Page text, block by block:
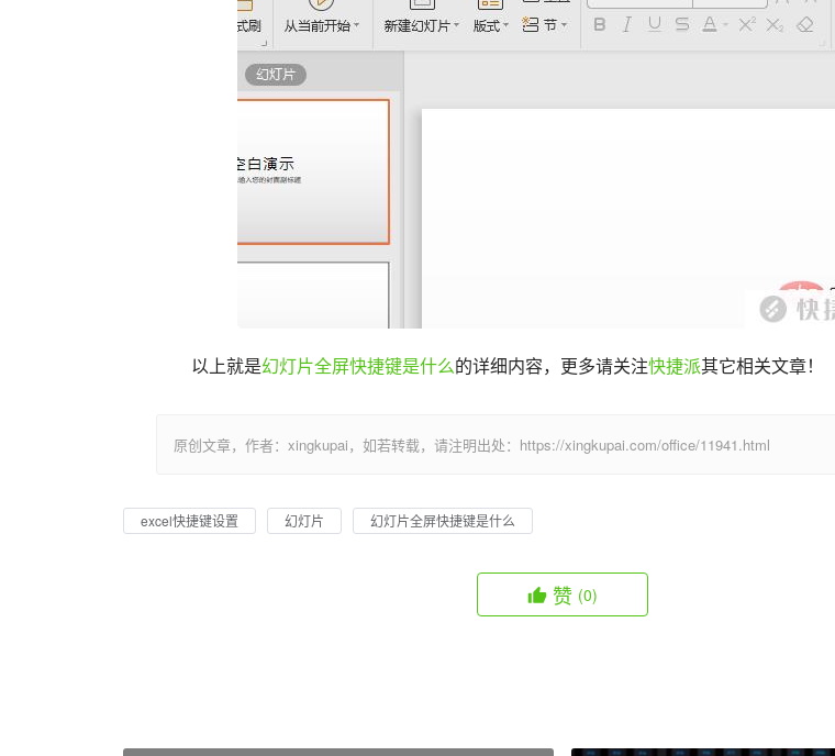
以上就是幻灯片全屏快捷键是什么的详细内容，更多请关注快捷派其它相关文章！
原创文章，作者：xingkupai，如若转载，请注明出处：https://xingkupai.com/office/11941.html
excel快捷键设置 幻灯片 幻灯片全屏快捷键是什么
赞 (0)